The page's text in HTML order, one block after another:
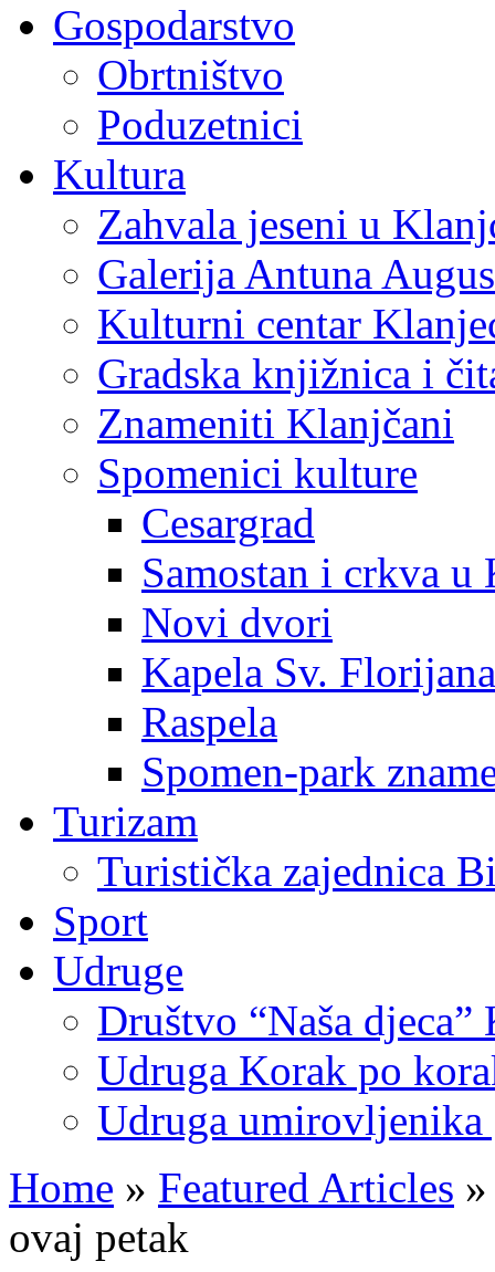
Gospodarstvo
Obrtništvo
Poduzetnici
Kultura
Zahvala jeseni u
Galerija Antuna
Kulturni centar
Gradska knjižnica i
Znameniti Klanjčani
Spomenici kulture
Cesargrad
Samostan i crkva u
Novi dvori
Kapela Sv. Florijana
Raspela
Spomen-park
Turizam
Turistička zajednica
Sport
Udruge
Društvo “Naša djeca”
Udruga Korak po
Udruga umirovljenika
Home » Featured Articles »
ovaj petak